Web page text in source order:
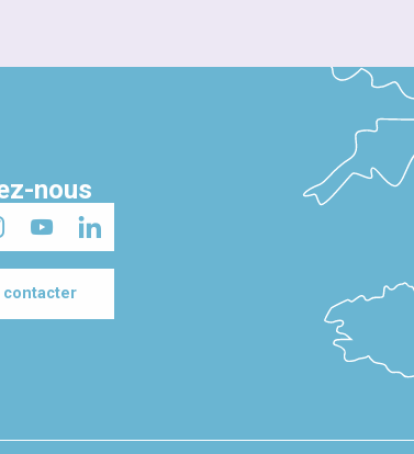
nous
contacter